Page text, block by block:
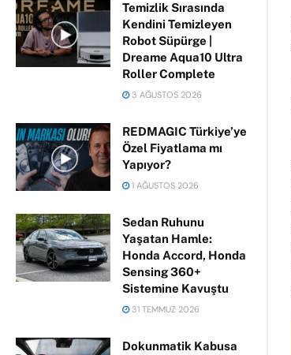
Temizlik Sırasında
Kendini Temizleyen
Robot Süpürge |
Dreame Aqua10 Ultra
Roller Complete
3 AĞUSTOS 2026
REDMAGIC Türkiye’ye
Özel Fiyatlama mı
Yapıyor?
1 AĞUSTOS 2026
Sedan Ruhunu
Yaşatan Hamle:
Honda Accord, Honda
Sensing 360+
Sistemine Kavuştu
31 TEMMUZ 2026
Dokunmatik Kabusa